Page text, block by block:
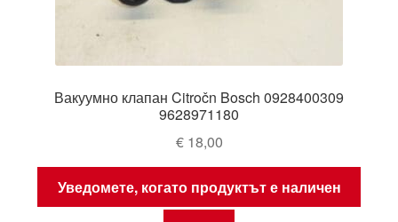
Вакуумно клапан Citročn Bosch 0928400309
9628971180
€18,00
Уведомете, когато продуктът е наличен